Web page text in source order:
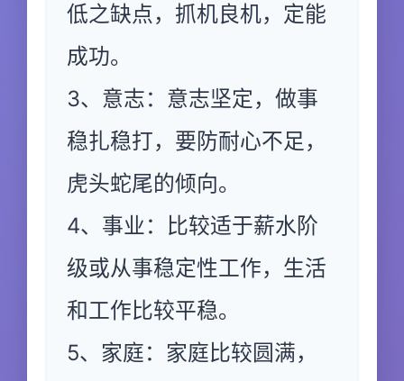
低之缺点，抓机良机，定能
成功。
3、意志：意志坚定，做事
稳扎稳打，要防耐心不足，
虎头蛇尾的倾向。
4、事业：比较适于薪水阶
级或从事稳定性工作，生活
和工作比较平稳。
5、家庭：家庭比较圆满，